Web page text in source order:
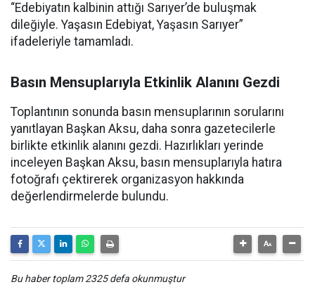
“Edebiyatın kalbinin attığı Sarıyer’de buluşmak
dileğiyle. Yaşasın Edebiyat, Yaşasın Sarıyer”
ifadeleriyle tamamladı.
Basın Mensuplarıyla Etkinlik Alanını Gezdi
Toplantının sonunda basın mensuplarının sorularını
yanıtlayan Başkan Aksu, daha sonra gazetecilerle
birlikte etkinlik alanını gezdi. Hazırlıkları yerinde
inceleyen Başkan Aksu, basın mensuplarıyla hatıra
fotoğrafı çektirerek organizasyon hakkında
değerlendirmelerde bulundu.
Bu haber toplam 2325 defa okunmuştur